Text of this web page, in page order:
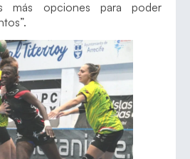
más opciones para poder